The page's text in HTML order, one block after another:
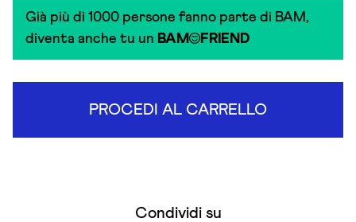
Già più di 1000 persone fanno parte di BAM,
diventa anche tu un BAM FRIEND
PROCEDI AL CARRELLO
Condividi su